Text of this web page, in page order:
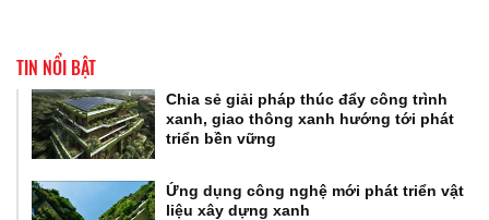
TIN NỔI BẬT
Chia sẻ giải pháp thúc đẩy công trình
xanh, giao thông xanh hướng tới phát
triển bền vững
Ứng dụng công nghệ mới phát triển vật
liệu xây dựng xanh